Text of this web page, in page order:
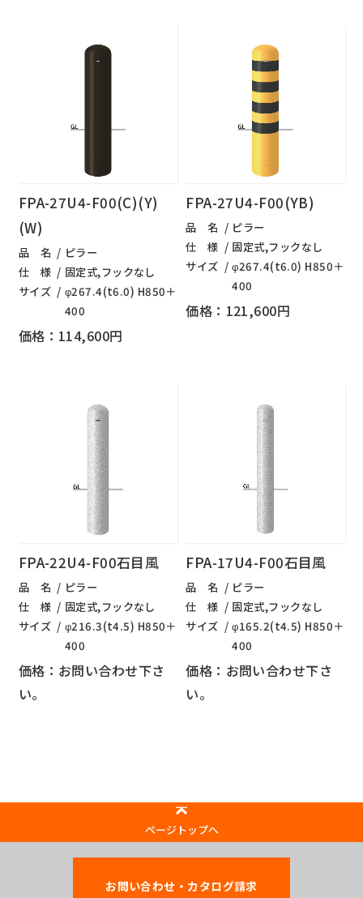
FPA-27U4-F00(C)(Y)
(W)
品 名
ピラー
仕 様
固定式,フックなし
サイズ
φ267.4(t6.0) H850＋
400
価格：114,600円
FPA-27U4-F00(YB)
品 名
ピラー
仕 様
固定式,フックなし
サイズ
φ267.4(t6.0) H850＋
400
価格：121,600円
FPA-22U4-F00石目風
品 名
ピラー
仕 様
固定式,フックなし
サイズ
φ216.3(t4.5) H850＋
400
価格：お問い合わせ下さ
い。
FPA-17U4-F00石目風
品 名
ピラー
仕 様
固定式,フックなし
サイズ
φ165.2(t4.5) H850＋
400
価格：お問い合わせ下さ
い。
ページトップへ
お問い合わせ・カタログ請求